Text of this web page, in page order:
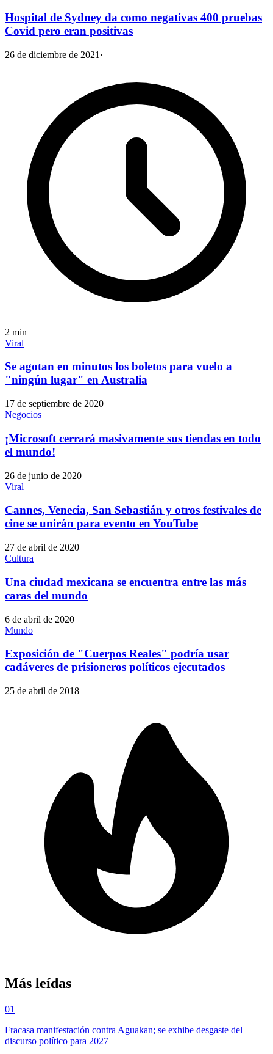
Hospital de Sydney da como negativas 400 pruebas
Covid pero eran positivas
26 de diciembre de 2021 ·
2 min
Viral
Se agotan en minutos los boletos para vuelo a
"ningún lugar" en Australia
17 de septiembre de 2020
Negocios
¡Microsoft cerrará masivamente sus tiendas en todo
el mundo!
26 de junio de 2020
Viral
Cannes, Venecia, San Sebastián y otros festivales de
cine se unirán para evento en YouTube
27 de abril de 2020
Cultura
Una ciudad mexicana se encuentra entre las más
caras del mundo
6 de abril de 2020
Mundo
Exposición de "Cuerpos Reales" podría usar
cadáveres de prisioneros políticos ejecutados
25 de abril de 2018
Más leídas
01
Fracasa manifestación contra Aguakan; se exhibe desgaste del
discurso político para 2027